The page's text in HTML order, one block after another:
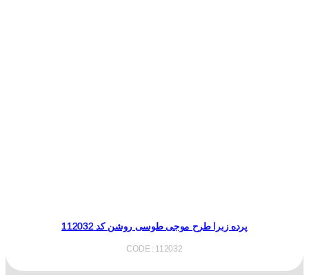
پرده زبرا طرح موجی طوسی روشن کد 112032
CODE : 112032